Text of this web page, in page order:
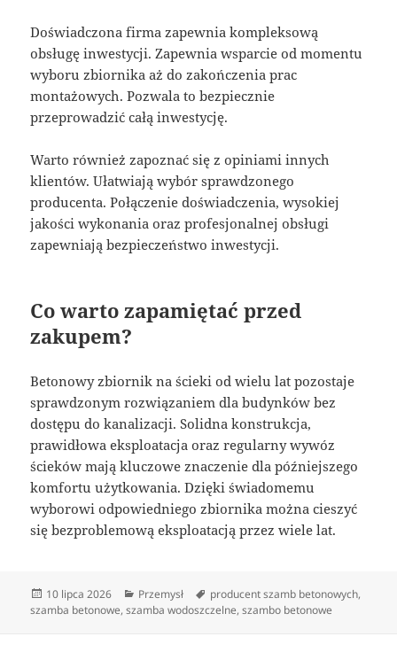
Doświadczona firma zapewnia kompleksową
obsługę inwestycji. Zapewnia wsparcie od momentu
wyboru zbiornika aż do zakończenia prac
montażowych. Pozwala to bezpiecznie
przeprowadzić całą inwestycję.
Warto również zapoznać się z opiniami innych
klientów. Ułatwiają wybór sprawdzonego
producenta. Połączenie doświadczenia, wysokiej
jakości wykonania oraz profesjonalnej obsługi
zapewniają bezpieczeństwo inwestycji.
Co warto zapamiętać przed
zakupem?
Betonowy zbiornik na ścieki od wielu lat pozostaje
sprawdzonym rozwiązaniem dla budynków bez
dostępu do kanalizacji. Solidna konstrukcja,
prawidłowa eksploatacja oraz regularny wywóz
ścieków mają kluczowe znaczenie dla późniejszego
komfortu użytkowania. Dzięki świadomemu
wyborowi odpowiedniego zbiornika można cieszyć
się bezproblemową eksploatacją przez wiele lat.
Data
publikacji
10 lipca 2026 Kategorie
Przemysł Tagi
producent szamb betonowych,
szamba betonowe,szamba wodoszczelne,szambo betonowe